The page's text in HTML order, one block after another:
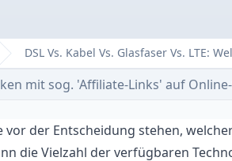
DSL Vs. Kabel Vs. Glasfaser Vs.
mit sog. 'Affiliate-Links' auf
vor der Entscheidung stehen,
die Vielzahl der verfügbaren